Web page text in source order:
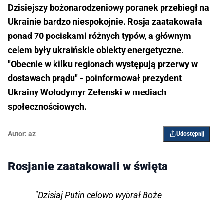
Dzisiejszy bożonarodzeniowy poranek przebiegł na
Ukrainie bardzo niespokojnie. Rosja zaatakowała
ponad 70 pociskami różnych typów, a głównym
celem były ukraińskie obiekty energetyczne.
"Obecnie w kilku regionach występują przerwy w
dostawach prądu" - poinformował prezydent
Ukrainy Wołodymyr Zełenski w mediach
społecznościowych.
Autor: az Udostępnij
Rosjanie zaatakowali w święta
"Dzisiaj Putin celowo wybrał Boże